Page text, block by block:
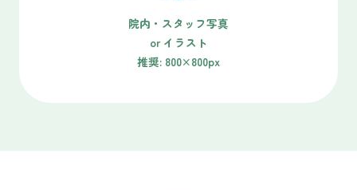
院内・スタッフ写真
or イラスト
推奨: 800×800px